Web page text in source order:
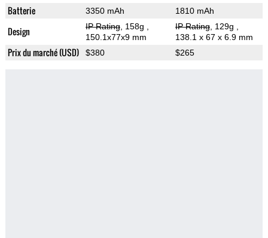
Batterie 3350 mAh 1810 mAh
Design IP Rating, 158g
150.1x77x9 mm
IP Rating, 129g
138.1 x 67 x 6.9 mm
Prix du marché (USD) $380 $265